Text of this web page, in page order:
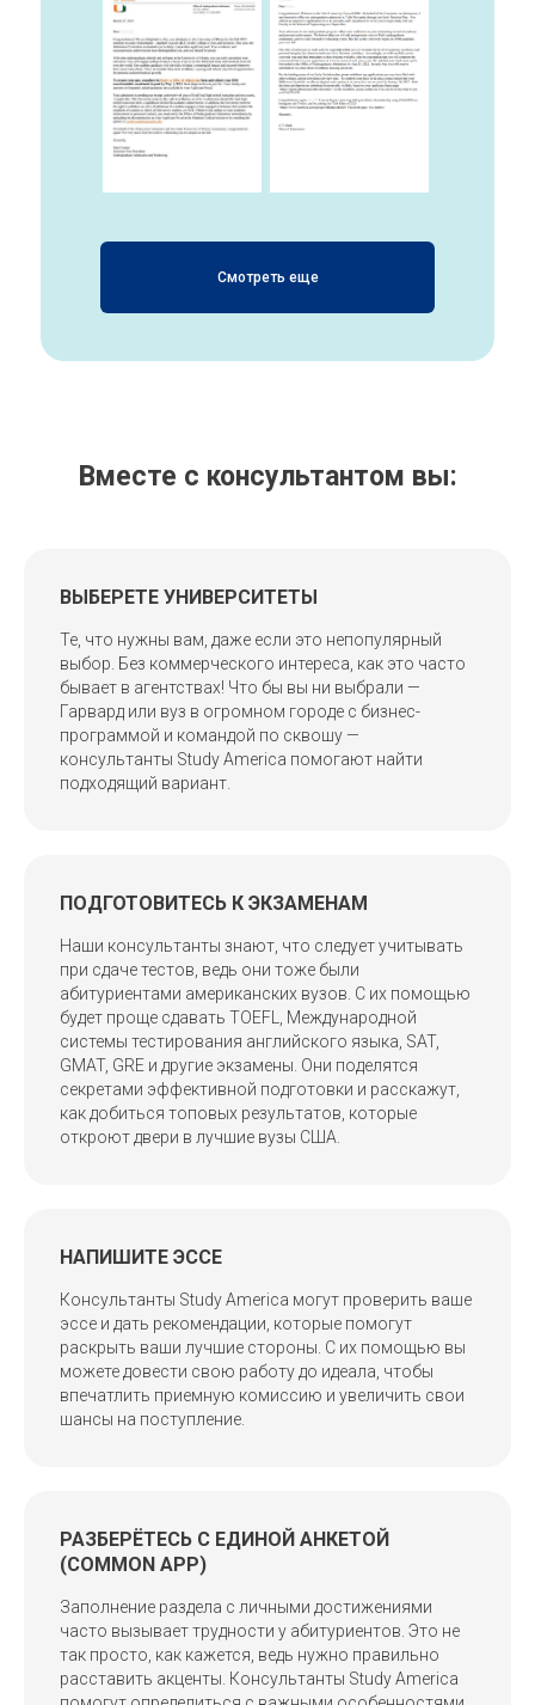
Смотреть еще
Вместе с консультантом вы:
ВЫБЕРЕТЕ УНИВЕРСИТЕТЫ
Те, что нужны вам, даже если это непопулярный
выбор. Без коммерческого интереса, как это часто
бывает в агентствах! Что бы вы ни выбрали —
Гарвард или вуз в огромном городе с бизнес-
программой и командой по сквошу —
консультанты Study America помогают найти
подходящий вариант.
ПОДГОТОВИТЕСЬ К ЭКЗАМЕНАМ
Наши консультанты знают, что следует учитывать
при сдаче тестов, ведь они тоже были
абитуриентами американских вузов. С их помощью
будет проще сдавать TOEFL, Международной
системы тестирования английского языка, SAT,
GMAT, GRE и другие экзамены. Они поделятся
секретами эффективной подготовки и расскажут,
как добиться топовых результатов, которые
откроют двери в лучшие вузы США.
НАПИШИТЕ ЭССЕ
Консультанты Study America могут проверить ваше
эссе и дать рекомендации, которые помогут
раскрыть ваши лучшие стороны. С их помощью вы
можете довести свою работу до идеала, чтобы
впечатлить приемную комиссию и увеличить свои
шансы на поступление.
РАЗБЕРЁТЕСЬ С ЕДИНОЙ АНКЕТОЙ
(COMMON APP)
Заполнение раздела с личными достижениями
часто вызывает трудности у абитуриентов. Это не
так просто, как кажется, ведь нужно правильно
расставить акценты. Консультанты Study America